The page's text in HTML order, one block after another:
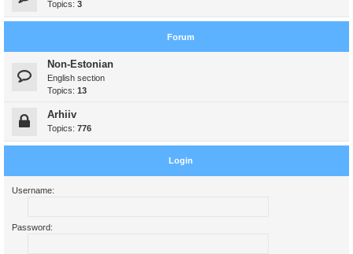
Topics: 3
Forum
Non-Estonian
English section
Topics: 13
Arhiiv
Topics: 776
Login
Username:
Password: